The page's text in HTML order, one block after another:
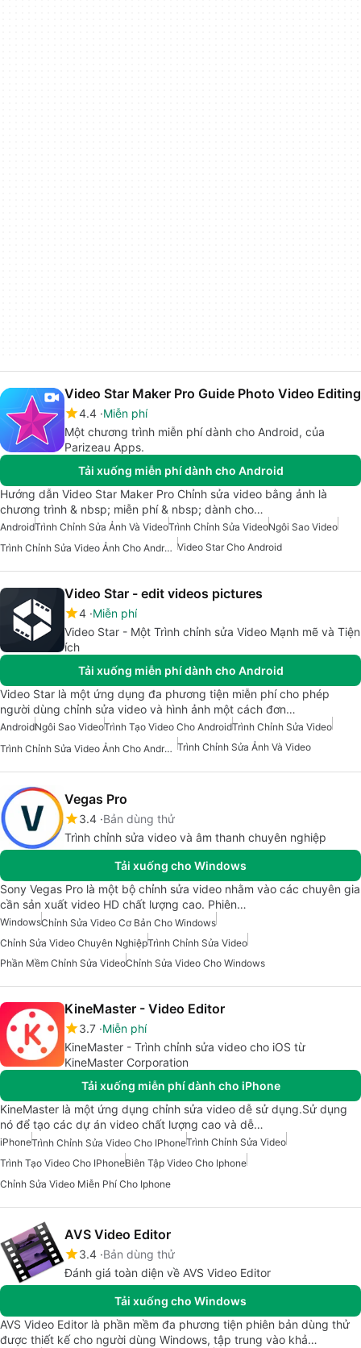
Video Star Maker Pro Guide Photo Video Editing
4.4 Miễn phí
Một chương trình miễn phí dành cho Android, của
Parizeau Apps.
Tải xuống miễn phí dành cho Android
Hướng dẫn Video Star Maker Pro Chỉnh sửa video bằng ảnh là
chương trình & nbsp; miễn phí & nbsp; dành cho…
AndroidTrình Chỉnh Sửa Ảnh Và VideoTrình Chỉnh Sửa VideoNgôi Sao Video
Trình Chỉnh Sửa Video Ảnh Cho Android Video Star Cho Android
Video Star - edit videos pictures
4 Miễn phí
Video Star - Một Trình chỉnh sửa Video Mạnh mẽ và Tiện
ích
Tải xuống miễn phí dành cho Android
Video Star là một ứng dụng đa phương tiện miễn phí cho phép
người dùng chỉnh sửa video và hình ảnh một cách đơn…
AndroidNgôi Sao VideoTrình Tạo Video Cho AndroidTrình Chỉnh Sửa Video
Trình Chỉnh Sửa Video Ảnh Cho Android Trình Chỉnh Sửa Ảnh Và Video
Vegas Pro
3.4 Bản dùng thử
Trình chỉnh sửa video và âm thanh chuyên nghiệp
Tải xuống cho Windows
Sony Vegas Pro là một bộ chỉnh sửa video nhằm vào các chuyên gia
cần sản xuất video HD chất lượng cao. Phiên…
WindowsChỉnh Sửa Video Cơ Bản Cho Windows
Chỉnh Sửa Video Chuyên NghiệpTrình Chỉnh Sửa Video
Phần Mềm Chỉnh Sửa VideoChỉnh Sửa Video Cho Windows
KineMaster - Video Editor
3.7 Miễn phí
KineMaster - Trình chỉnh sửa video cho iOS từ
KineMaster Corporation
Tải xuống miễn phí dành cho iPhone
KineMaster là một ứng dụng chỉnh sửa video dễ sử dụng.Sử dụng
nó để tạo các dự án video chất lượng cao và dễ…
iPhoneTrình Chỉnh Sửa Video Cho IPhoneTrình Chỉnh Sửa Video
Trình Tạo Video Cho IPhoneBiên Tập Video Cho Iphone
Chỉnh Sửa Video Miễn Phí Cho Iphone
AVS Video Editor
3.4 Bản dùng thử
Đánh giá toàn diện về AVS Video Editor
Tải xuống cho Windows
AVS Video Editor là phần mềm đa phương tiện phiên bản dùng thử
được thiết kế cho người dùng Windows, tập trung vào khả…